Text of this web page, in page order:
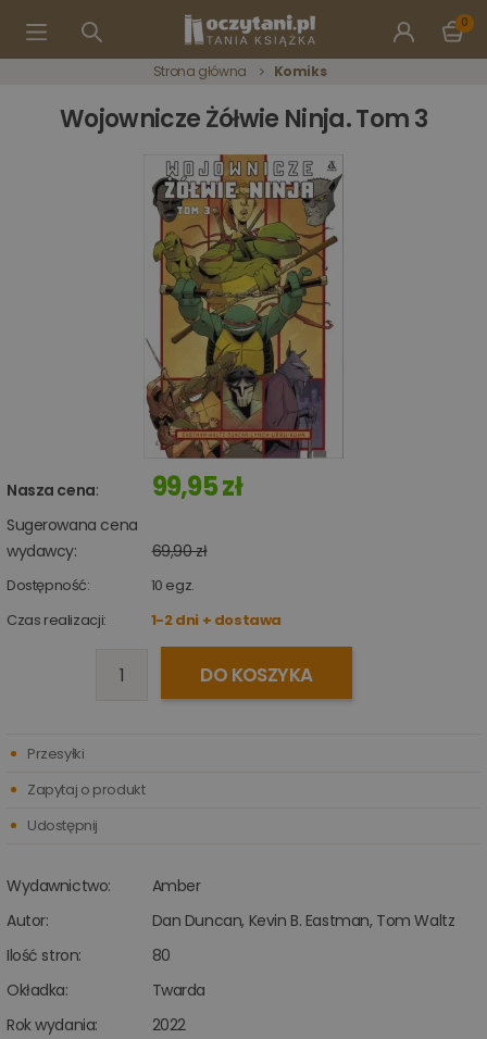
0
Strona główna Komiks
Wojownicze Żółwie Ninja. Tom 3
Nasza cena: 99,95 zł
Sugerowana cena
wydawcy:
69,90 zł
Dostępność: 10 egz.
Czas realizacji:
1-2 dni + dostawa
DO KOSZYKA
Wydawnictwo:
Amber
Autor:
Dan Duncan, Kevin B. Eastman, Tom Waltz
Ilość stron:
80
Okładka:
Twarda
Rok wydania:
2022
Przesyłki
Zapytaj o produkt
Udostępnij